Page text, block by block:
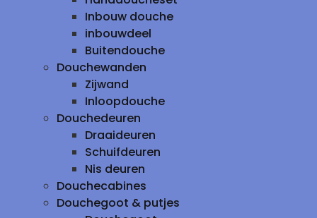
Inbouw douche
inbouwdeel
Buitendouche
Douchewanden
Zijwand
Inloopdouche
Douchedeuren
Draaideuren
Schuifdeuren
Nis deuren
Douchecabines
Douchegoot & putjes